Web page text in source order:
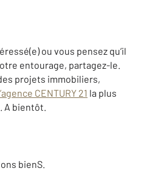
ou vous pensez qu’il
entourage, partagez-le.
projets immobiliers,
CENTURY 21 la plus
A bientôt.
bienS.